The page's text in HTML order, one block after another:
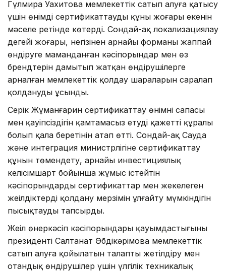
Гүлмира Уахитова мемлекеттік сатып алуға қатысу
үшін өнімді сертификаттаудың құны жоғары екенін
мәселе ретінде көтерді. Сондай-ақ локализациялау
деңгейі жоғары, негізінен арнайы форманы жаппай
өндіруге маманданған кәсіпорындар мен өз
брендтерін дамытып жатқан өндірушілерге
арналған мемлекеттік қолдау шараларын саралап
қолдануды ұсынды.
Серік Жұманғарин сертификаттау өнімнің сапасы
мен қауіпсіздігін қамтамасыз етудің қажетті құралы
болып қала беретінін атап өтті. Сондай-ақ Сауда
және интеграция министрлігіне сертификаттау
құнын төмендету, арнайы инвестициялық
келісімшарт бойынша жұмыс істейтін
кәсіпорындардың сертификаттар мен жекелеген
жеңілдіктерді қолдану мерзімін ұлғайту мүмкіндігін
пысықтауды тапсырды.
Жеңіл өнеркәсіп кәсіпорындары қауымдастығының
президенті Салтанат Әбдікәрімова мемлекеттік
сатып алуға қойылатын талапты жетілдіру мен
отандық өндірушілер үшін үлгілік техникалық